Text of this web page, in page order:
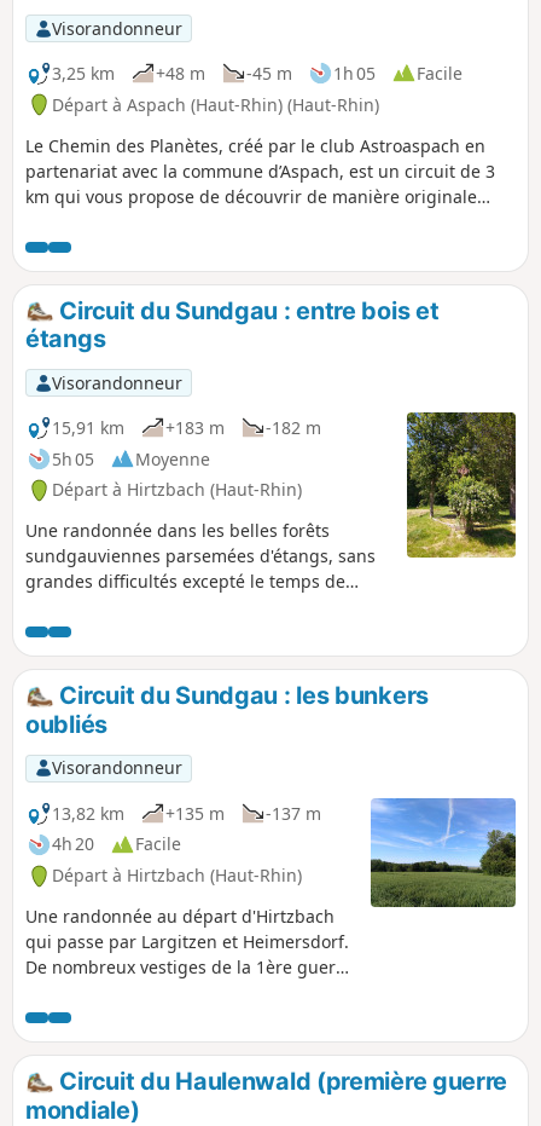
Visorandonneur
3,25 km
+48 m -45 m 1h 05
Facile
Départ à Aspach (Haut-Rhin) (Haut-Rhin)
Le Chemin des Planètes, créé par le club Astroaspach en
partenariat avec la commune d’Aspach, est un circuit de 3
km qui vous propose de découvrir de manière originale
représentant à l'échelle la distance entre les planètes : 1
mètre parcouru représente 2 100 000 km dans l’espace. Du
Soleil jusqu’à Neptune, quel voyage !Tout au long du
chemin, vous pourrez également apprécier la promenade
dans la forêt de la Litten, sa chapelle (1862) puis les abords
champêtres du village, marcher dans les ruelles d’Aspach
pour traverser en fin de parcours le Jardin des Libellules
(jardin communal dédié à la préservation de l’eau et à la
biodiversité).
Circuit du Sundgau : entre bois et
étangs
Visorandonneur
15,91 km
+183 m
-182 m
5h 05
Moyenne
Départ à Hirtzbach (Haut-Rhin)
Une randonnée dans les belles forêts
sundgauviennes parsemées d'étangs, sans
grandes difficultés excepté le temps de
jalonnent le parcours.
Circuit du Sundgau : les bunkers
oubliés
Visorandonneur
13,82 km
+135 m
-137 m
4h 20
Facile
Départ à Hirtzbach (Haut-Rhin)
Une randonnée au départ d'Hirtzbach
qui passe par Largitzen et Heimersdorf.
De nombreux vestiges de la 1ère guerre
Circuit du Haulenwald (première guerre
mondiale)